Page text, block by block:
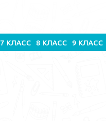
7 КЛАСС 8 КЛАСС 9 КЛАСС